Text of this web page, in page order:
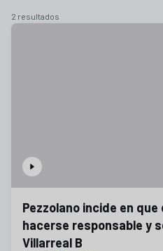
2 resultados
Pezzolano incide en que
hacerse responsable y
Villarreal B